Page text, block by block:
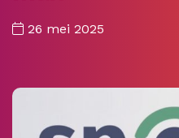
26 mei 2025